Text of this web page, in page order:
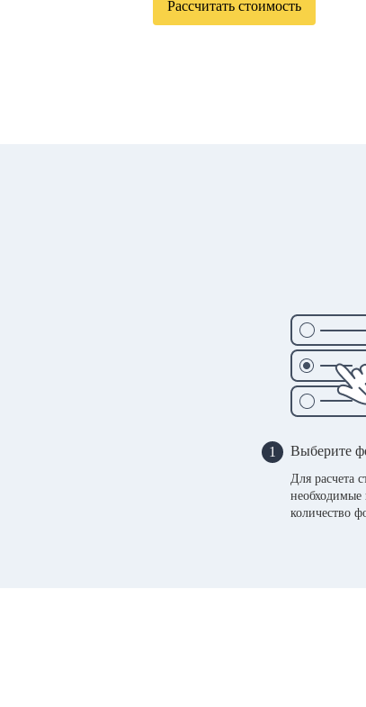
Рассчитать стоимость
1 Выберите
Для расчета
необходимые
количество